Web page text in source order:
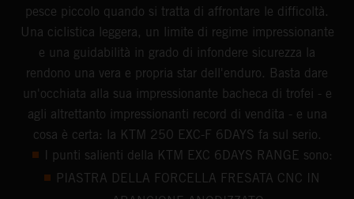
pesce piccolo quando si tratta di affrontare le difficoltà.
Una ciclistica leggera, un limite di regime impressionante
e una guidabilità in grado di infondere sicurezza la
rendono una vera e propria star dell'enduro. Basta dare
un'occhiata alla sua impressionante bacheca di trofei - e
agli altrettanto impressionanti record di vendita - e una
cosa è certa: la KTM 250 EXC-F 6DAYS fa sul serio.
I punti salienti della KTM EXC 6DAYS RANGE sono:
PIASTRA DELLA FORCELLA FRESATA CNC IN